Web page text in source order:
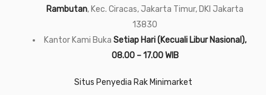
Rambutan, Kec. Ciracas, Jakarta Timur, DKI Jakarta
13830
Kantor Kami Buka Setiap Hari (Kecuali Libur Nasional),
08.00 – 17.00 WIB
Situs Penyedia Rak Minimarket